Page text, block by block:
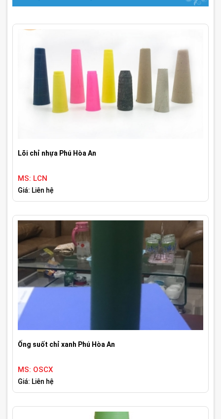
Lõi chỉ nhựa Phú Hòa An
MS: LCN
Giá: Liên hệ
Ống suốt chỉ xanh Phú Hòa An
MS: OSCX
Giá: Liên hệ